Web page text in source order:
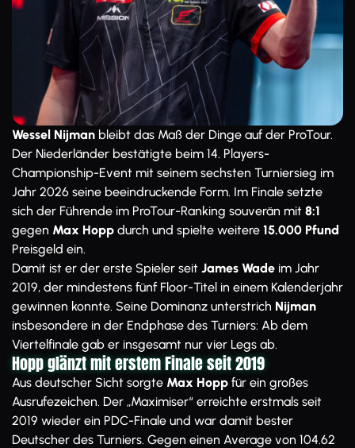
Wessel Nijman bleibt das Maß der Dinge auf der ProTour.
Der Niederländer bestätigte beim 14. Players-
Championship-Event mit seinem sechsten Turniersieg im
Jahr 2026 seine beeindruckende Form. Im Finale setzte
sich der Führende im ProTour-Ranking souverän mit 8:1
gegen Max Hopp durch und spielte weitere 15.000 Pfund
Preisgeld ein.
Damit ist er der erste Spieler seit James Wade im Jahr
2019, der mindestens fünf Floor-Titel in einem Kalenderjahr
gewinnen konnte. Seine Dominanz unterstrich Nijman
insbesondere in der Endphase des Turniers: Ab dem
Viertelfinale gab er insgesamt nur vier Legs ab.
Hopp glänzt mit erstem Finale seit 2019
Aus deutscher Sicht sorgte Max Hopp für ein großes
Ausrufezeichen. Der „Maximiser“ erreichte erstmals seit
2019 wieder ein PDC-Finale und war damit bester
Deutscher des Turniers. Gegen einen Average von 104.62